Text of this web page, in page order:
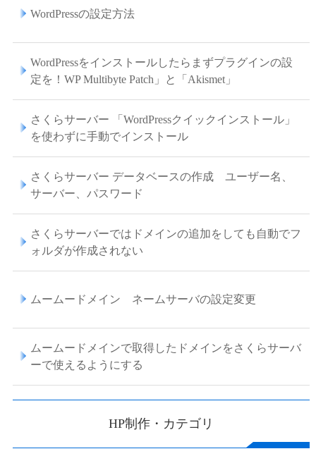
WordPressの設定方法
WordPressをインストールしたらまずプラグインの設
定を！WP Multibyte Patch」と「Akismet」
さくらサーバー 「WordPressクイックインストール」
を使わずに手動でインストール
さくらサーバー データベースの作成 ユーザー名、
サーバー、パスワード
さくらサーバーではドメインの追加をしても自動でフ
ォルダが作成されない
ムームードメイン ネームサーバの設定変更
ムームードメインで取得したドメインをさくらサーバ
ーで使えるようにする
HP制作・カテゴリ